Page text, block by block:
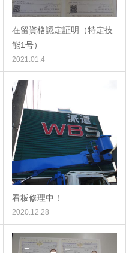
在留資格認定証明（特定技
能1号）
2021.01.4
看板修理中！
2020.12.28